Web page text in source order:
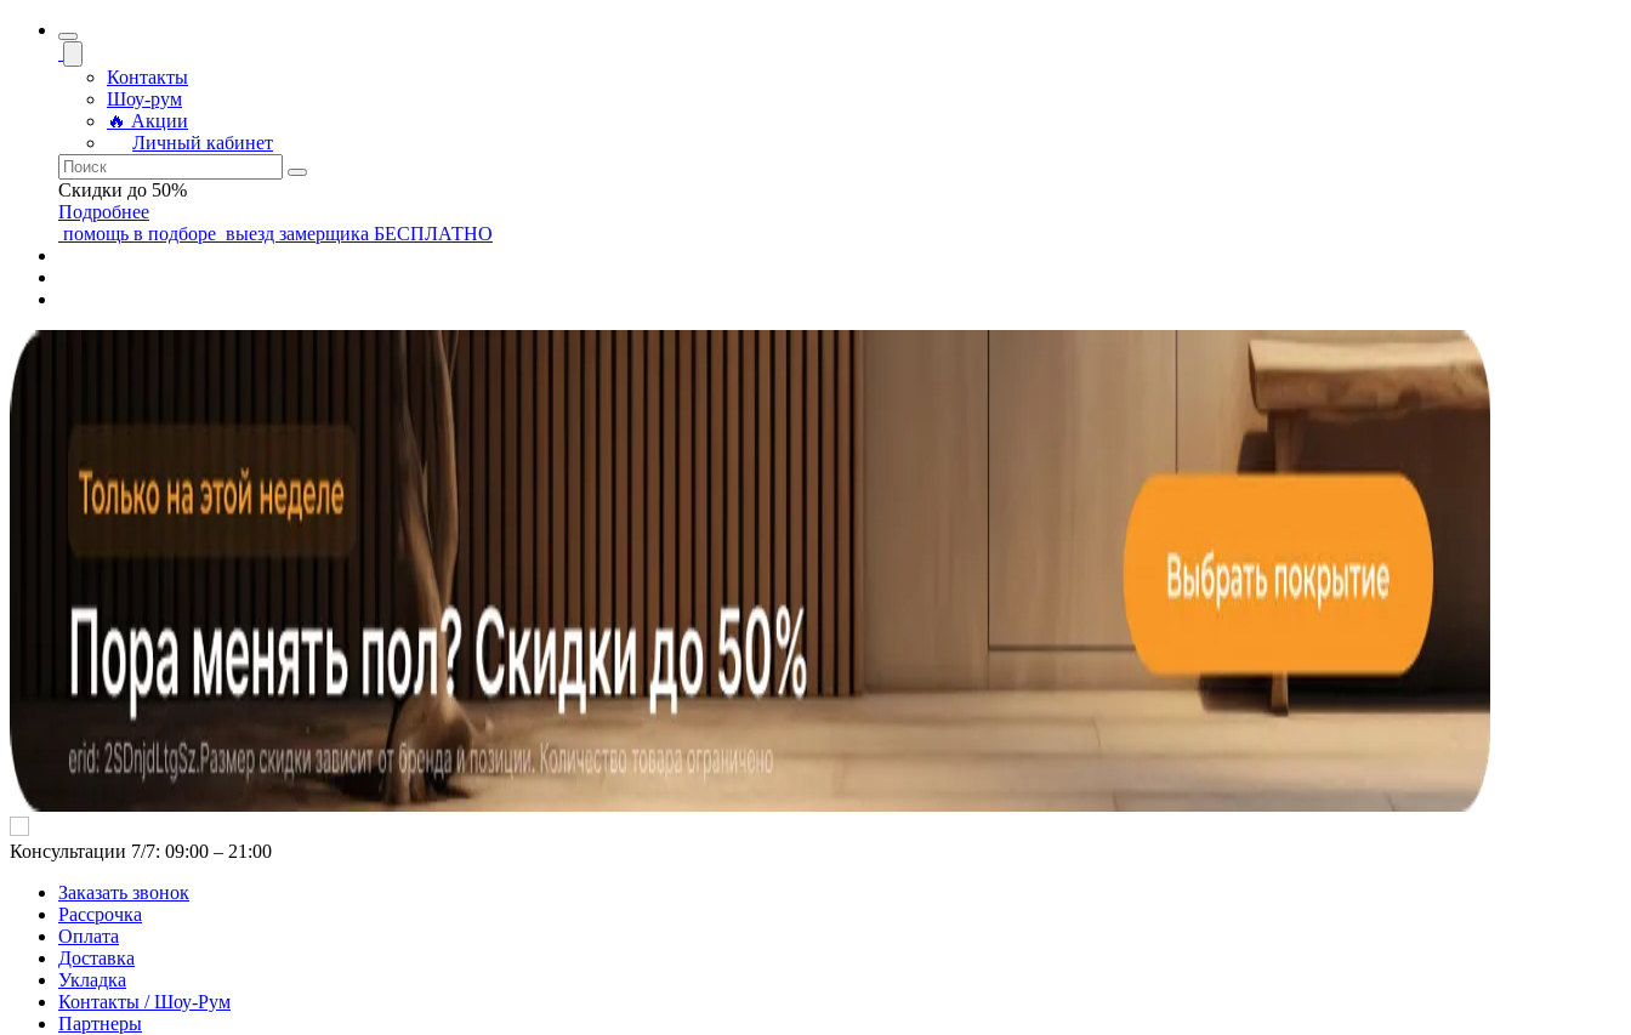
Контакты
Шоу-рум
🔥 Акции
Личный кабинет
Скидки до 50%
Подробнее
помощь в подборе выезд замерщика БЕСПЛАТНО
Консультации 7/7: 09:00 ‒ 21:00
Заказать звонок
Рассрочка
Оплата
Доставка
Укладка
Контакты / Шоу-Рум
Партнеры